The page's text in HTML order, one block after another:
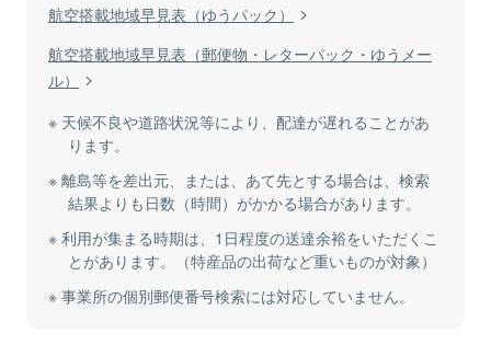
航空搭載地域早見表（ゆうパック）
航空搭載地域早見表（郵便物・レターパック・ゆうメー
ル）
天候不良や道路状況等により、配達が遅れることがあ
ります。
離島等を差出元、または、あて先とする場合は、検索
結果よりも日数（時間）がかかる場合があります。
利用が集まる時期は、1日程度の送達余裕をいただくこ
とがあります。（特産品の出荷など重いものが対象）
事業所の個別郵便番号検索には対応していません。